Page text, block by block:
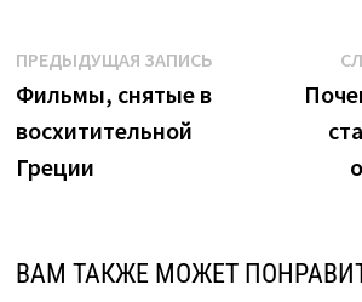
Навигация
по
записям
ПРЕДЫДУЩАЯ ЗАПИСЬПредыдущая
запись:
Фильмы, снятые в
восхитительной
Греции
ВАМ ТАКЖЕ МОЖЕТ